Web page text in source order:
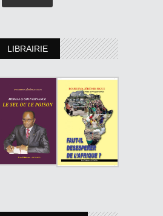
LIBRAIRIE